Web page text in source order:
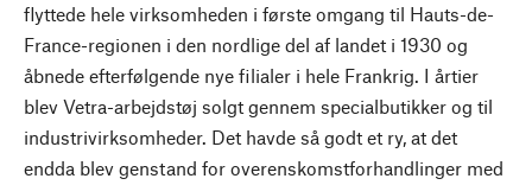
flyttede hele virksomheden i første omgang til Hauts-de-
France-regionen i den nordlige del af landet i 1930 og
åbnede efterfølgende nye filialer i hele Frankrig. I årtier
blev Vetra-arbejdstøj solgt gennem specialbutikker og til
industrivirksomheder. Det havde så godt et ry, at det
endda blev genstand for overenskomstforhandlinger med